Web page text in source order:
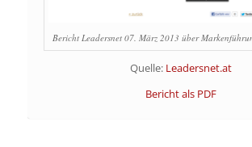
Bericht Leadersnet 07. März 2013 über
Quelle: Leadersnet.at
Bericht als PDF